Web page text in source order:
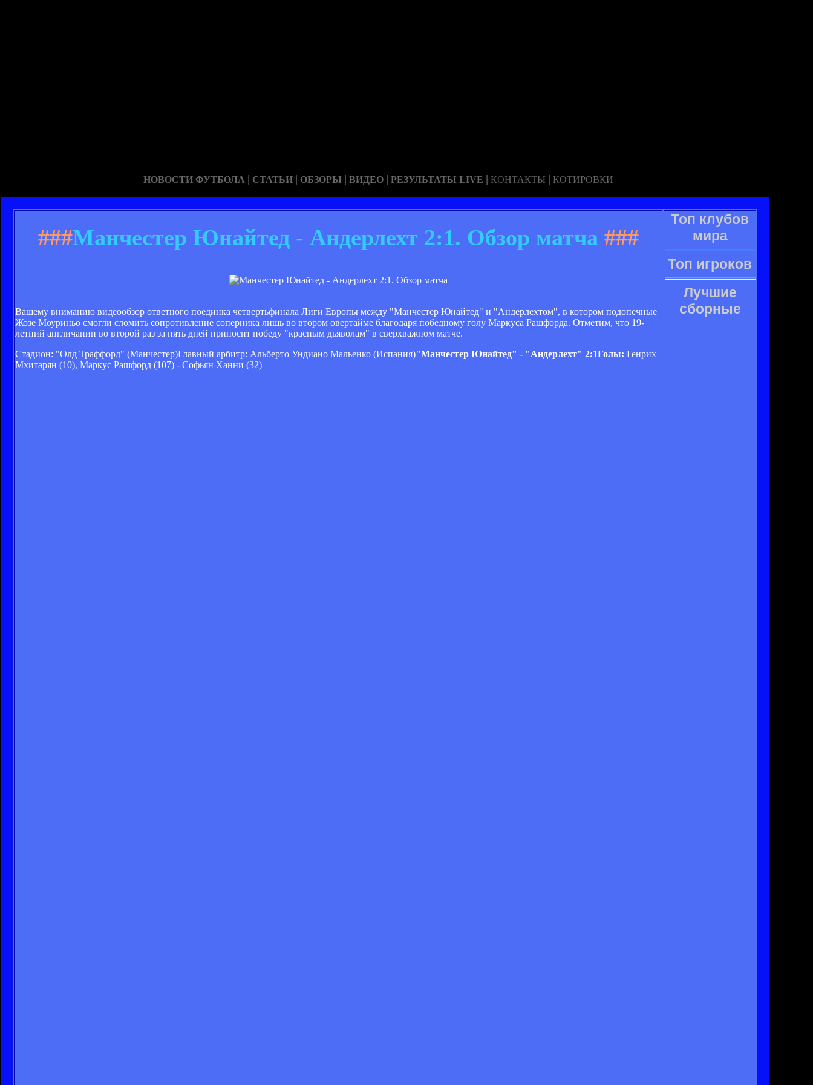
НОВОСТИ ФУТБОЛА | СТАТЬИ | ОБЗОРЫ | ВИДЕО | РЕЗУЛЬТАТЫ LIVE | КОНТАКТЫ | КОТИРОВКИ
###Манчестер Юнайтед - Андерлехт 2:1. Обзор матча###
Вашему вниманию видеообзор ответного поединка четвертьфинала Лиги Европы между "Манчестер Юнайтед" и "Андерлехтом", в котором подопечные
Жозе Моуриньо смогли сломить сопротивление соперника лишь во втором овертайме благодаря победному голу Маркуса Рашфорда. Отметим, что 19-
летний англичанин во второй раз за пять дней приносит победу "красным дьяволам" в сверхважном матче.
Стадион: "Олд Траффорд" (Манчестер)Главный арбитр: Альберто Ундиано Мальенко (Испания)"Манчестер Юнайтед" - "Андерлехт" 2:1Голы: Генрих
Мхитарян (10), Маркус Рашфорд (107) - Софьян Ханни (32)
Топ клубов
мира
Топ игроков
Лучшие
сборные